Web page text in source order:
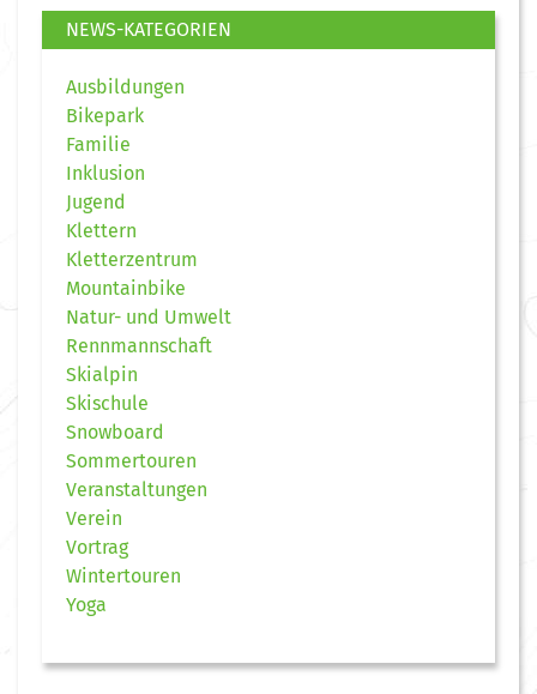
NEWS-KATEGORIEN
Ausbildungen
Bikepark
Familie
Inklusion
Jugend
Klettern
Kletterzentrum
Mountainbike
Natur- und Umwelt
Rennmannschaft
Skialpin
Skischule
Snowboard
Sommertouren
Veranstaltungen
Verein
Vortrag
Wintertouren
Yoga